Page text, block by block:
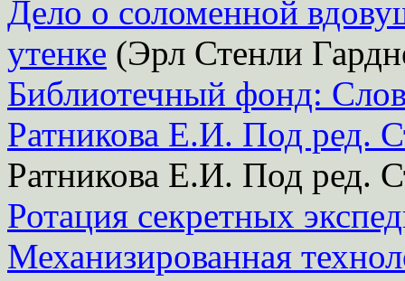
Дело о соломенной
утенке (Эрл Стенли
Библиотечный фонд:
Ратникова Е.И. Под ред.
Ратникова Е.И. Под ред.
Ротация секретных
Механизированная